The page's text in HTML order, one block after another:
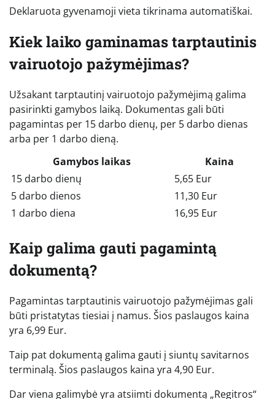
Deklaruota gyvenamoji vieta tikrinama automatiškai.
Kiek laiko gaminamas tarptautinis
vairuotojo pažymėjimas?
Užsakant tarptautinį vairuotojo pažymėjimą galima
pasirinkti gamybos laiką. Dokumentas gali būti
pagamintas per 15 darbo dienų, per 5 darbo dienas
arba per 1 darbo dieną.
Gamybos laikas
Kaina
15 darbo dienų
5,65 Eur
5 darbo dienos
11,30 Eur
1 darbo diena
16,95 Eur
Kaip galima gauti pagamintą
dokumentą?
Pagamintas tarptautinis vairuotojo pažymėjimas gali
būti pristatytas tiesiai į namus. Šios paslaugos kaina
yra 6,99 Eur.
Taip pat dokumentą galima gauti į siuntų savitarnos
terminalą. Šios paslaugos kaina yra 4,90 Eur.
Dar viena galimybė yra atsiimti dokumentą „Regitros“